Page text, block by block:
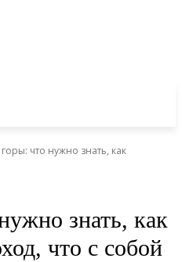
горы: что нужно знать, как
знать, как
что с собой